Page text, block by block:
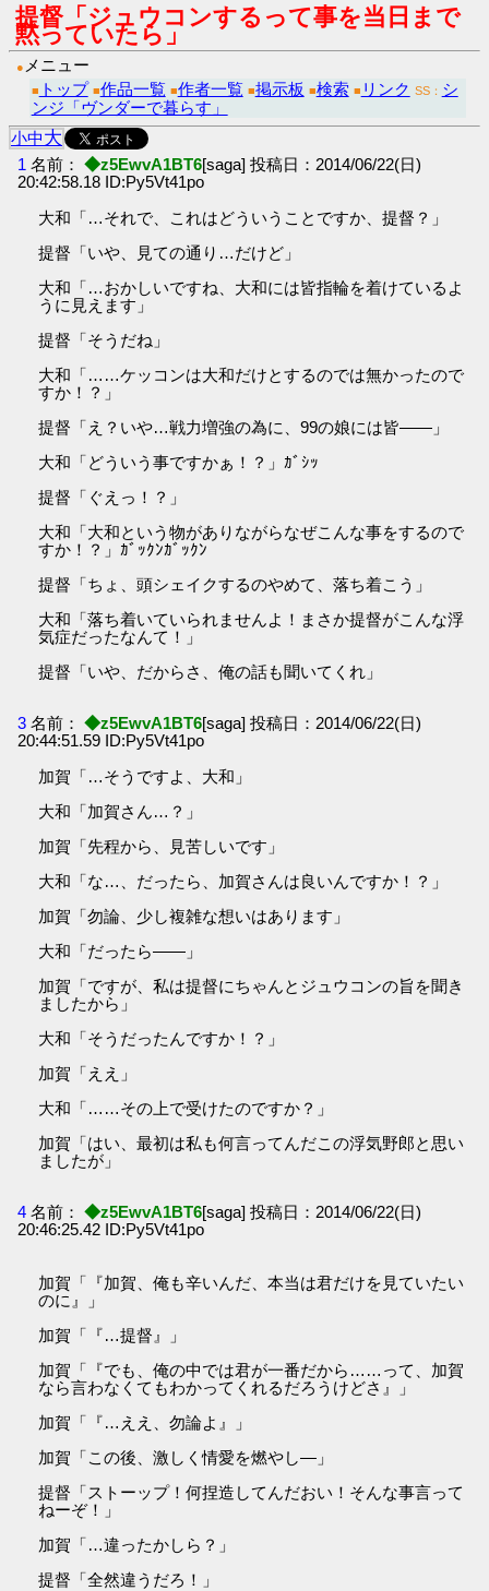
提督「ジュウコンするって事を当日まで
黙っていたら」
● メニュー
■ トップ ■作品一覧 ■作者一覧 ■掲示板 ■検索 ■ リンク SS： シ
ンジ「ヴンダーで暮らす」
小中大
1 名前： ◆z5EwvA1BT6[saga] 投稿日：2014/06/22(日)
20:42:58.18 ID:Py5Vt41po
大和「…それで、これはどういうことですか、提督？」
提督「いや、見ての通り…だけど」
大和「…おかしいですね、大和には皆指輪を着けているよ
うに見えます」
提督「そうだね」
大和「……ケッコンは大和だけとするのでは無かったので
すか！？」
提督「え？いや…戦力増強の為に、99の娘には皆――」
大和「どういう事ですかぁ！？」ｶﾞｼｯ
提督「ぐえっ！？」
大和「大和という物がありながらなぜこんな事をするので
すか！？」ｶﾞｯｸﾝｶﾞｯｸﾝ
提督「ちょ、頭シェイクするのやめて、落ち着こう」
大和「落ち着いていられませんよ！まさか提督がこんな浮
気症だったなんて！」
提督「いや、だからさ、俺の話も聞いてくれ」
3 名前： ◆z5EwvA1BT6[saga] 投稿日：2014/06/22(日)
20:44:51.59 ID:Py5Vt41po
加賀「…そうですよ、大和」
大和「加賀さん…？」
加賀「先程から、見苦しいです」
大和「な…、だったら、加賀さんは良いんですか！？」
加賀「勿論、少し複雑な想いはあります」
大和「だったら――」
加賀「ですが、私は提督にちゃんとジュウコンの旨を聞き
ましたから」
大和「そうだったんですか！？」
加賀「ええ」
大和「……その上で受けたのですか？」
加賀「はい、最初は私も何言ってんだこの浮気野郎と思い
ましたが」
4 名前： ◆z5EwvA1BT6[saga] 投稿日：2014/06/22(日)
20:46:25.42 ID:Py5Vt41po
加賀「『加賀、俺も辛いんだ、本当は君だけを見ていたい
のに』」
加賀「『…提督』」
加賀「『でも、俺の中では君が一番だから……って、加賀
なら言わなくてもわかってくれるだろうけどさ』」
加賀「『…ええ、勿論よ』」
加賀「この後、激しく情愛を燃やし―」
提督「ストーップ！何捏造してんだおい！そんな事言って
ねーぞ！」
加賀「…違ったかしら？」
提督「全然違うだろ！」